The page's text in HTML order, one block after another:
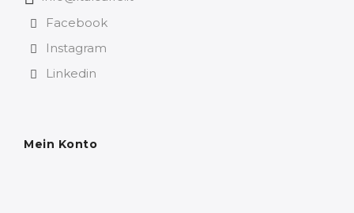
Facebook
Instagram
Linkedin
Mein Konto